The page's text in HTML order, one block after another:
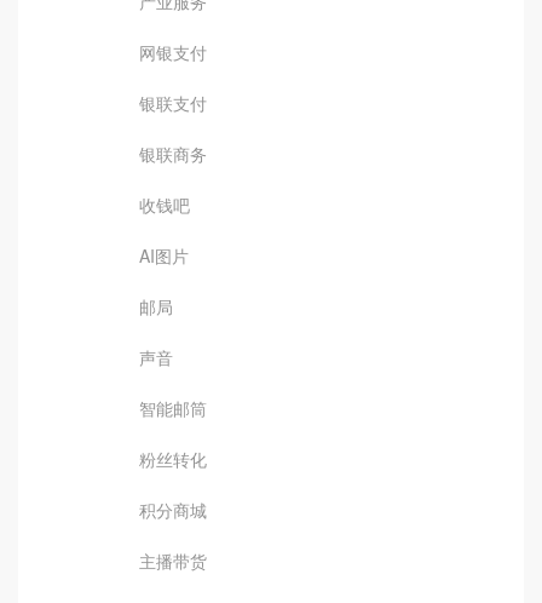
网银支付
银联支付
银联商务
收钱吧
AI图片
邮局
声音
智能邮筒
粉丝转化
积分商城
主播带货